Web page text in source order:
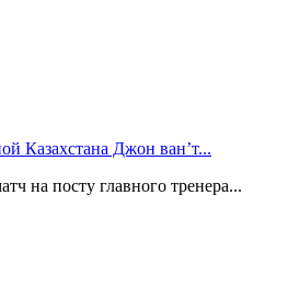
Казахстана Джон ван’т...
на посту главного тренера...